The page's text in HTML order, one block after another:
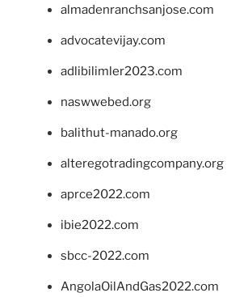
almadenranchsanjose.com
advocatevijay.com
adlibilimler2023.com
naswwebed.org
balithut-manado.org
alteregotradingcompany.org
aprce2022.com
ibie2022.com
sbcc-2022.com
AngolaOilAndGas2022.com